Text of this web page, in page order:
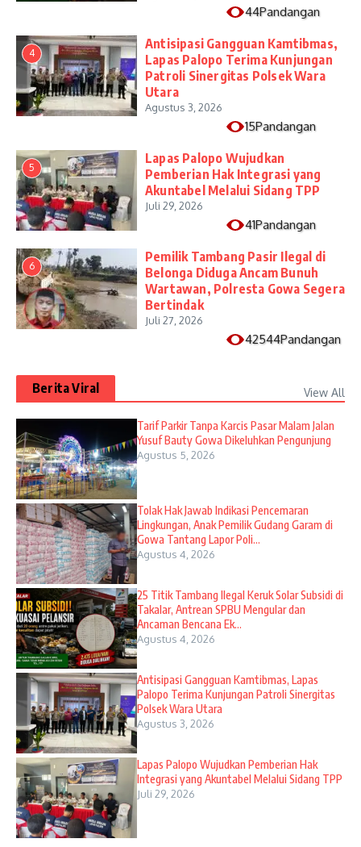
44Pandangan
4
Antisipasi Gangguan Kamtibmas,
Lapas Palopo Terima Kunjungan
Patroli Sinergitas Polsek Wara
Utara
Agustus 3, 2026
15Pandangan
5
Lapas Palopo Wujudkan
Pemberian Hak Integrasi yang
Akuntabel Melalui Sidang TPP
Juli 29, 2026
41Pandangan
6
Pemilik Tambang Pasir Ilegal di
Belonga Diduga Ancam Bunuh
Wartawan, Polresta Gowa Segera
Bertindak
Juli 27, 2026
42544Pandangan
Berita Viral View All
Tarif Parkir Tanpa Karcis Pasar Malam Jalan
Yusuf Bauty Gowa Dikeluhkan Pengunjung
Agustus 5, 2026
Tolak Hak Jawab Indikasi Pencemaran
Lingkungan, Anak Pemilik Gudang Garam di
Gowa Tantang Lapor Poli...
Agustus 4, 2026
25 Titik Tambang Ilegal Keruk Solar Subsidi di
Takalar, Antrean SPBU Mengular dan
Ancaman Bencana Ek...
Agustus 4, 2026
Antisipasi Gangguan Kamtibmas, Lapas
Palopo Terima Kunjungan Patroli Sinergitas
Polsek Wara Utara
Agustus 3, 2026
Lapas Palopo Wujudkan Pemberian Hak
Integrasi yang Akuntabel Melalui Sidang TPP
Juli 29, 2026